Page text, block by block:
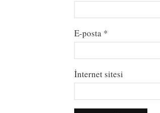
E-posta *
İnternet sitesi